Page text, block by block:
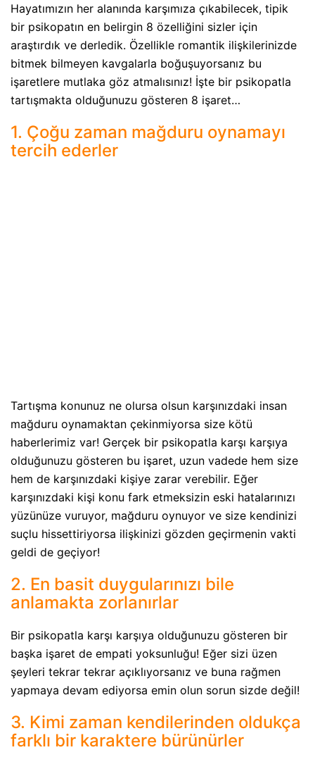
Hayatımızın her alanında karşımıza çıkabilecek, tipik
bir psikopatın en belirgin 8 özelliğini sizler için
araştırdık ve derledik. Özellikle romantik ilişkilerinizde
bitmek bilmeyen kavgalarla boğuşuyorsanız bu
işaretlere mutlaka göz atmalısınız! İşte bir psikopatla
tartışmakta olduğunuzu gösteren 8 işaret…
1. Çoğu zaman mağduru oynamayı
tercih ederler
Tartışma konunuz ne olursa olsun karşınızdaki insan
mağduru oynamaktan çekinmiyorsa size kötü
haberlerimiz var! Gerçek bir psikopatla karşı karşıya
olduğunuzu gösteren bu işaret, uzun vadede hem size
hem de karşınızdaki kişiye zarar verebilir. Eğer
karşınızdaki kişi konu fark etmeksizin eski hatalarınızı
yüzünüze vuruyor, mağduru oynuyor ve size kendinizi
suçlu hissettiriyorsa ilişkinizi gözden geçirmenin vakti
geldi de geçiyor!
2. En basit duygularınızı bile
anlamakta zorlanırlar
Bir psikopatla karşı karşıya olduğunuzu gösteren bir
başka işaret de empati yoksunluğu! Eğer sizi üzen
şeyleri tekrar tekrar açıklıyorsanız ve buna rağmen
yapmaya devam ediyorsa emin olun sorun sizde değil!
3. Kimi zaman kendilerinden oldukça
farklı bir karaktere bürünürler